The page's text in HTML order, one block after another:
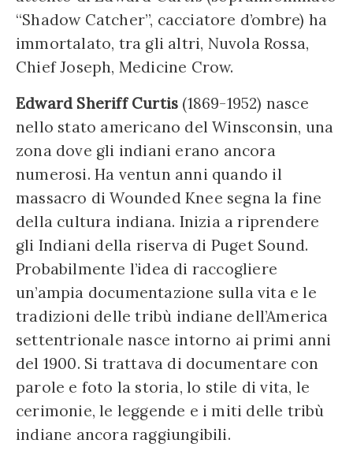
“Shadow Catcher”, cacciatore d’ombre) ha
immortalato, tra gli altri, Nuvola Rossa,
Chief Joseph, Medicine Crow.
Edward Sheriff Curtis (1869-1952) nasce
nello stato americano del Winsconsin, una
zona dove gli indiani erano ancora
numerosi. Ha ventun anni quando il
massacro di Wounded Knee segna la fine
della cultura indiana. Inizia a riprendere
gli Indiani della riserva di Puget Sound.
Probabilmente l’idea di raccogliere
un’ampia documentazione sulla vita e le
tradizioni delle tribù indiane dell’America
settentrionale nasce intorno ai primi anni
del 1900. Si trattava di documentare con
parole e foto la storia, lo stile di vita, le
cerimonie, le leggende e i miti delle tribù
indiane ancora raggiungibili.